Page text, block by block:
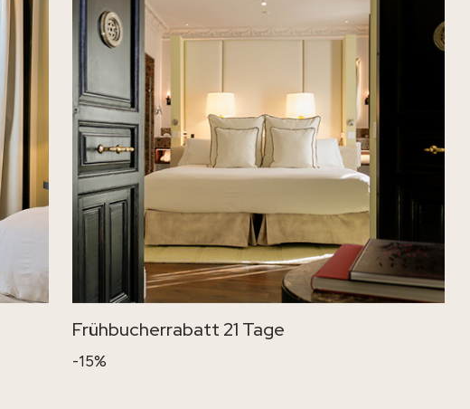
Frühbucherrabatt 21 Tage
-15%